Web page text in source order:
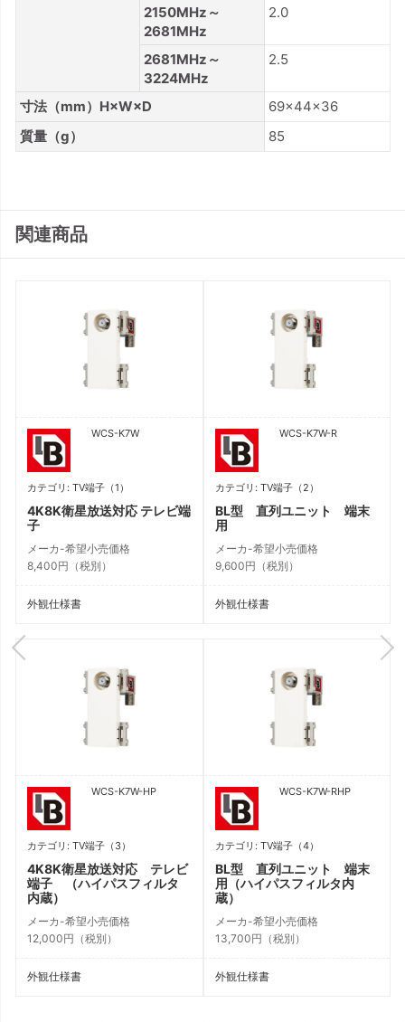
2150MHz～
2681MHz
2.0
2681MHz～
3224MHz
2.5
寸法（mm）H×W×D
69×44×36
質量（g）
85
関連商品
WCS-K7W
カテゴリ: TV端子（1）
4K8K衛星放送対応 テレビ端
子
メーカ-希望小売価格
8,400円（税別）
外観仕様書
WCS-K7W-R
カテゴリ: TV端子（2）
BL型 直列ユニット 端末
用
メーカ-希望小売価格
9,600円（税別）
外観仕様書
WCS-K7W-HP
カテゴリ: TV端子（3）
4K8K衛星放送対応 テレビ
端子 （ハイパスフィルタ
内蔵）
メーカ-希望小売価格
12,000円（税別）
外観仕様書
WCS-K7W-RHP
カテゴリ: TV端子（4）
BL型 直列ユニット 端末
用（ハイパスフィルタ内
蔵）
メーカ-希望小売価格
13,700円（税別）
外観仕様書